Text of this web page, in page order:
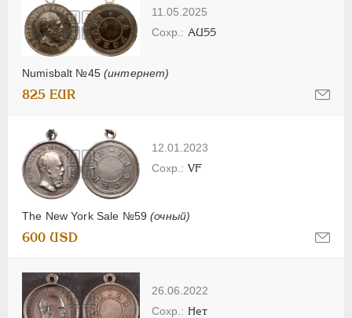
11.05.2025
Numisbalt №45 (интернет)
AU55
825 EUR
12.01.2023
The New York Sale №59(очный)
VF
600 USD
26.06.2022
Нет